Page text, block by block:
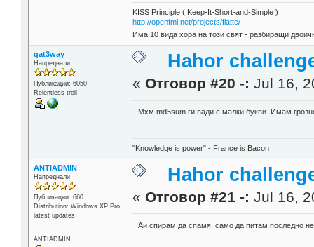
KISS Principle ( Keep-It-Short-and-Simple )
http://openfmi.net/projects/flattc/
Има 10 вида хора на този свят - разбиращи
gat3way
Напреднали
Публикации: 6050
Relentless troll
Hahor
« Отговор #20 -: Jul 16,
Мхм md5sum ги вади с малки букви. Имам
"Knowledge is power" - France is Bacon
ANTIADMIN
Напреднали
Публикации: 660
Distribution: Windows XP Pro
latest updates
ANTIADMIN
Hahor
« Отговор #21 -: Jul 16,
Аи спирам да спамя, само да питам последно